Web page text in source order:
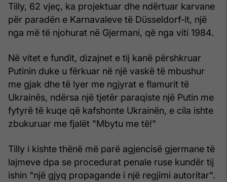
Tilly, 62 vjeç, ka projektuar dhe ndërtuar karvane
për paradën e Karnavaleve të Düsseldorf-it, një
nga më të njohurat në Gjermani, që nga viti 1984.
Në vitet e fundit, dizajnet e tij kanë përshkruar
Putinin duke u fërkuar në një vaskë të mbushur
me gjak dhe të lyer me ngjyrat e flamurit të
Ukrainës, ndërsa një tjetër paraqiste një Putin me
fytyrë të kuqe që kafshonte Ukrainën, e cila ishte
zbukuruar me fjalët "Mbytu me të!"
Tilly i kishte thënë më parë agjencisë gjermane të
lajmeve dpa se procedurat penale ruse kundër tij
ishin "një gjyq propagande i një regjimi autoritar".